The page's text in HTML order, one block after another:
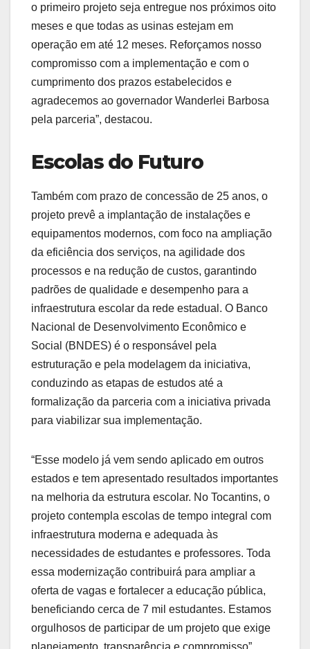
o primeiro projeto seja entregue nos próximos oito
meses e que todas as usinas estejam em
operação em até 12 meses. Reforçamos nosso
compromisso com a implementação e com o
cumprimento dos prazos estabelecidos e
agradecemos ao governador Wanderlei Barbosa
pela parceria”, destacou.
Escolas do Futuro
Também com prazo de concessão de 25 anos, o
projeto prevê a implantação de instalações e
equipamentos modernos, com foco na ampliação
da eficiência dos serviços, na agilidade dos
processos e na redução de custos, garantindo
padrões de qualidade e desempenho para a
infraestrutura escolar da rede estadual. O Banco
Nacional de Desenvolvimento Econômico e
Social (BNDES) é o responsável pela
estruturação e pela modelagem da iniciativa,
conduzindo as etapas de estudos até a
formalização da parceria com a iniciativa privada
para viabilizar sua implementação.
“Esse modelo já vem sendo aplicado em outros
estados e tem apresentado resultados importantes
na melhoria da estrutura escolar. No Tocantins, o
projeto contempla escolas de tempo integral com
infraestrutura moderna e adequada às
necessidades de estudantes e professores. Toda
essa modernização contribuirá para ampliar a
oferta de vagas e fortalecer a educação pública,
beneficiando cerca de 7 mil estudantes. Estamos
orgulhosos de participar de um projeto que exige
planejamento, transparência e compromisso”,